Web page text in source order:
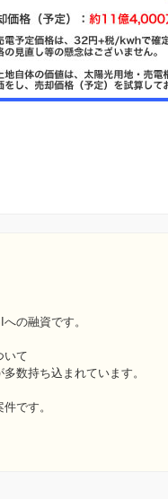
の融資です。
いて
数持ち込まれています。
です。